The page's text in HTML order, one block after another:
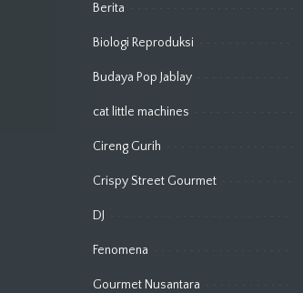
Berita
Biologi Reproduksi
Budaya Pop Jablay
cat little machines
Cireng Gurih
Crispy Street Gourmet
DJ
Fenomena
Gourmet Nusantara